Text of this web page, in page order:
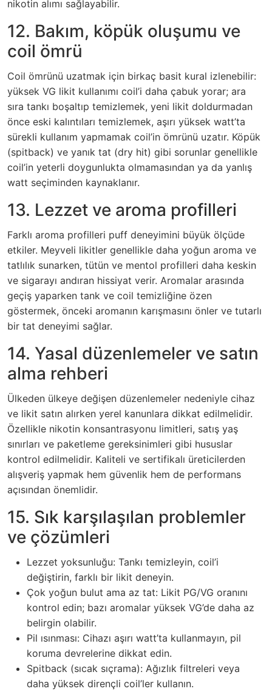
nikotin alımı sağlayabilir.
12. Bakım, köpük oluşumu ve
coil ömrü
Coil ömrünü uzatmak için birkaç basit kural izlenebilir:
yüksek VG likit kullanımı coil’i daha çabuk yorar; ara
sıra tankı boşaltıp temizlemek, yeni likit doldurmadan
önce eski kalıntıları temizlemek, aşırı yüksek watt’ta
sürekli kullanım yapmamak coil’in ömrünü uzatır. Köpük
(spitback) ve yanık tat (dry hit) gibi sorunlar genellikle
coil’in yeterli doygunlukta olmamasından ya da yanlış
watt seçiminden kaynaklanır.
13. Lezzet ve aroma profilleri
Farklı aroma profilleri puff deneyimini büyük ölçüde
etkiler. Meyveli likitler genellikle daha yoğun aroma ve
tatlılık sunarken, tütün ve mentol profilleri daha keskin
ve sigarayı andıran hissiyat verir. Aromalar arasında
geçiş yaparken tank ve coil temizliğine özen
göstermek, önceki aromanın karışmasını önler ve tutarlı
bir tat deneyimi sağlar.
14. Yasal düzenlemeler ve satın
alma rehberi
Ülkeden ülkeye değişen düzenlemeler nedeniyle cihaz
ve likit satın alırken yerel kanunlara dikkat edilmelidir.
Özellikle nikotin konsantrasyonu limitleri, satış yaş
sınırları ve paketleme gereksinimleri gibi hususlar
kontrol edilmelidir. Kaliteli ve sertifikalı üreticilerden
alışveriş yapmak hem güvenlik hem de performans
açısından önemlidir.
15. Sık karşılaşılan problemler
ve çözümleri
Lezzet yoksunluğu: Tankı temizleyin, coil’i
değiştirin, farklı bir likit deneyin.
Çok yoğun bulut ama az tat: Likit PG/VG oranını
kontrol edin; bazı aromalar yüksek VG’de daha az
belirgin olabilir.
Pil ısınması: Cihazı aşırı watt’ta kullanmayın, pil
koruma devrelerine dikkat edin.
Spitback (sıcak sıçrama): Ağızlık filtreleri veya
daha yüksek dirençli coil’ler kullanın.